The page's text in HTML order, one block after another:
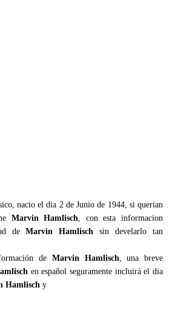
nacio el dia 2 de Junio de 1944, si querian
Marvin Hamlisch, con esta informacion
deMarvin Hamlisch sin develarlo tan
de Marvin Hamlisch, una breve
en español seguramente incluirá el dia
Hamlisch y